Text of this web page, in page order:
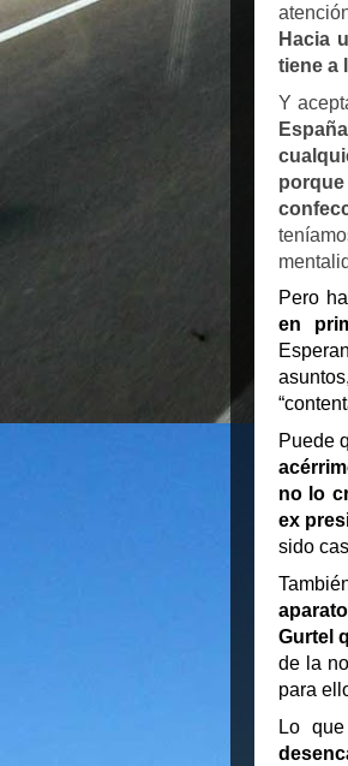
Hacia
tiene a
Y
Pero
en
Puede
no lo
ex
sido
Gurtel
de la
para
Lo